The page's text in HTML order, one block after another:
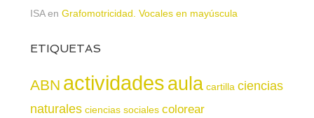
ISAen Grafomotricidad. Vocales en mayúscula
ETIQUETAS
ABN actividadesaula cartilla ciencias
naturales ciencias sociales colorear